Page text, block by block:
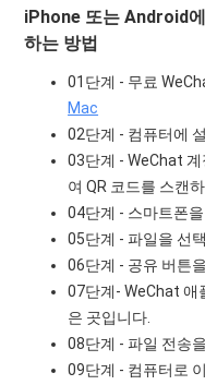
iPhone 또는 Android
하는 방법
01단계 - 무료
Mac
02단계 - 컴퓨터에
03단계 - WeChat
여 QR 코드를 스캔
04단계 - 스마트폰
05단계 - 파일을 선
06단계 - 공유 버튼
07단계- WeChat 애
은 곳입니다.
08단계 - 파일 전송
09단계 - 컴퓨터로